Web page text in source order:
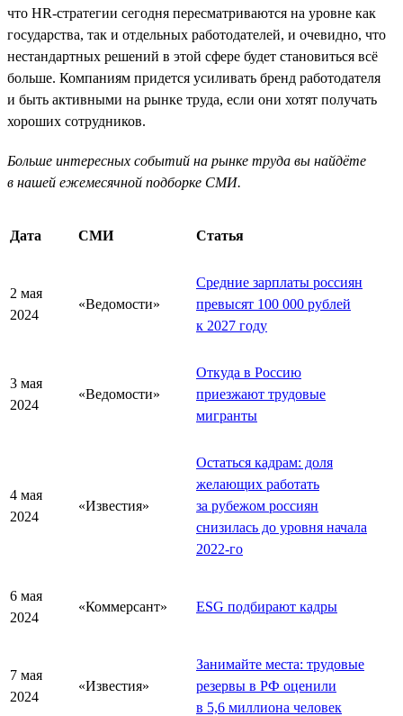
что HR-стратегии сегодня пересматриваются на уровне как
государства, так и отдельных работодателей, и очевидно, что
нестандартных решений в этой сфере будет становиться всё
больше. Компаниям придется усиливать бренд работодателя
и быть активными на рынке труда, если они хотят получать
хороших сотрудников.
Больше интересных событий на рынке труда вы найдёте
в нашей ежемесячной подборке СМИ.
Дата СМИ Статья
2 мая
2024
«Ведомости»
Средние зарплаты россиян
превысят 100 000 рублей
к 2027 году
3 мая
2024
«Ведомости»
Откуда в Россию
приезжают трудовые
мигранты
4 мая
2024
«Известия»
Остаться кадрам: доля
желающих работать
за рубежом россиян
снизилась до уровня начала
2022-го
6 мая
2024
«Коммерсант» ESG подбирают кадры
7 мая
2024
«Известия»
Занимайте места: трудовые
резервы в РФ оценили
в 5,6 миллиона человек